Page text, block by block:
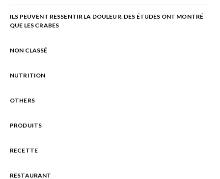
ILS PEUVENT RESSENTIR LA DOULEUR. DES ÉTUDES ONT MONTRÉ
QUE LES CRABES
NON CLASSÉ
NUTRITION
OTHERS
PRODUITS
RECETTE
RESTAURANT